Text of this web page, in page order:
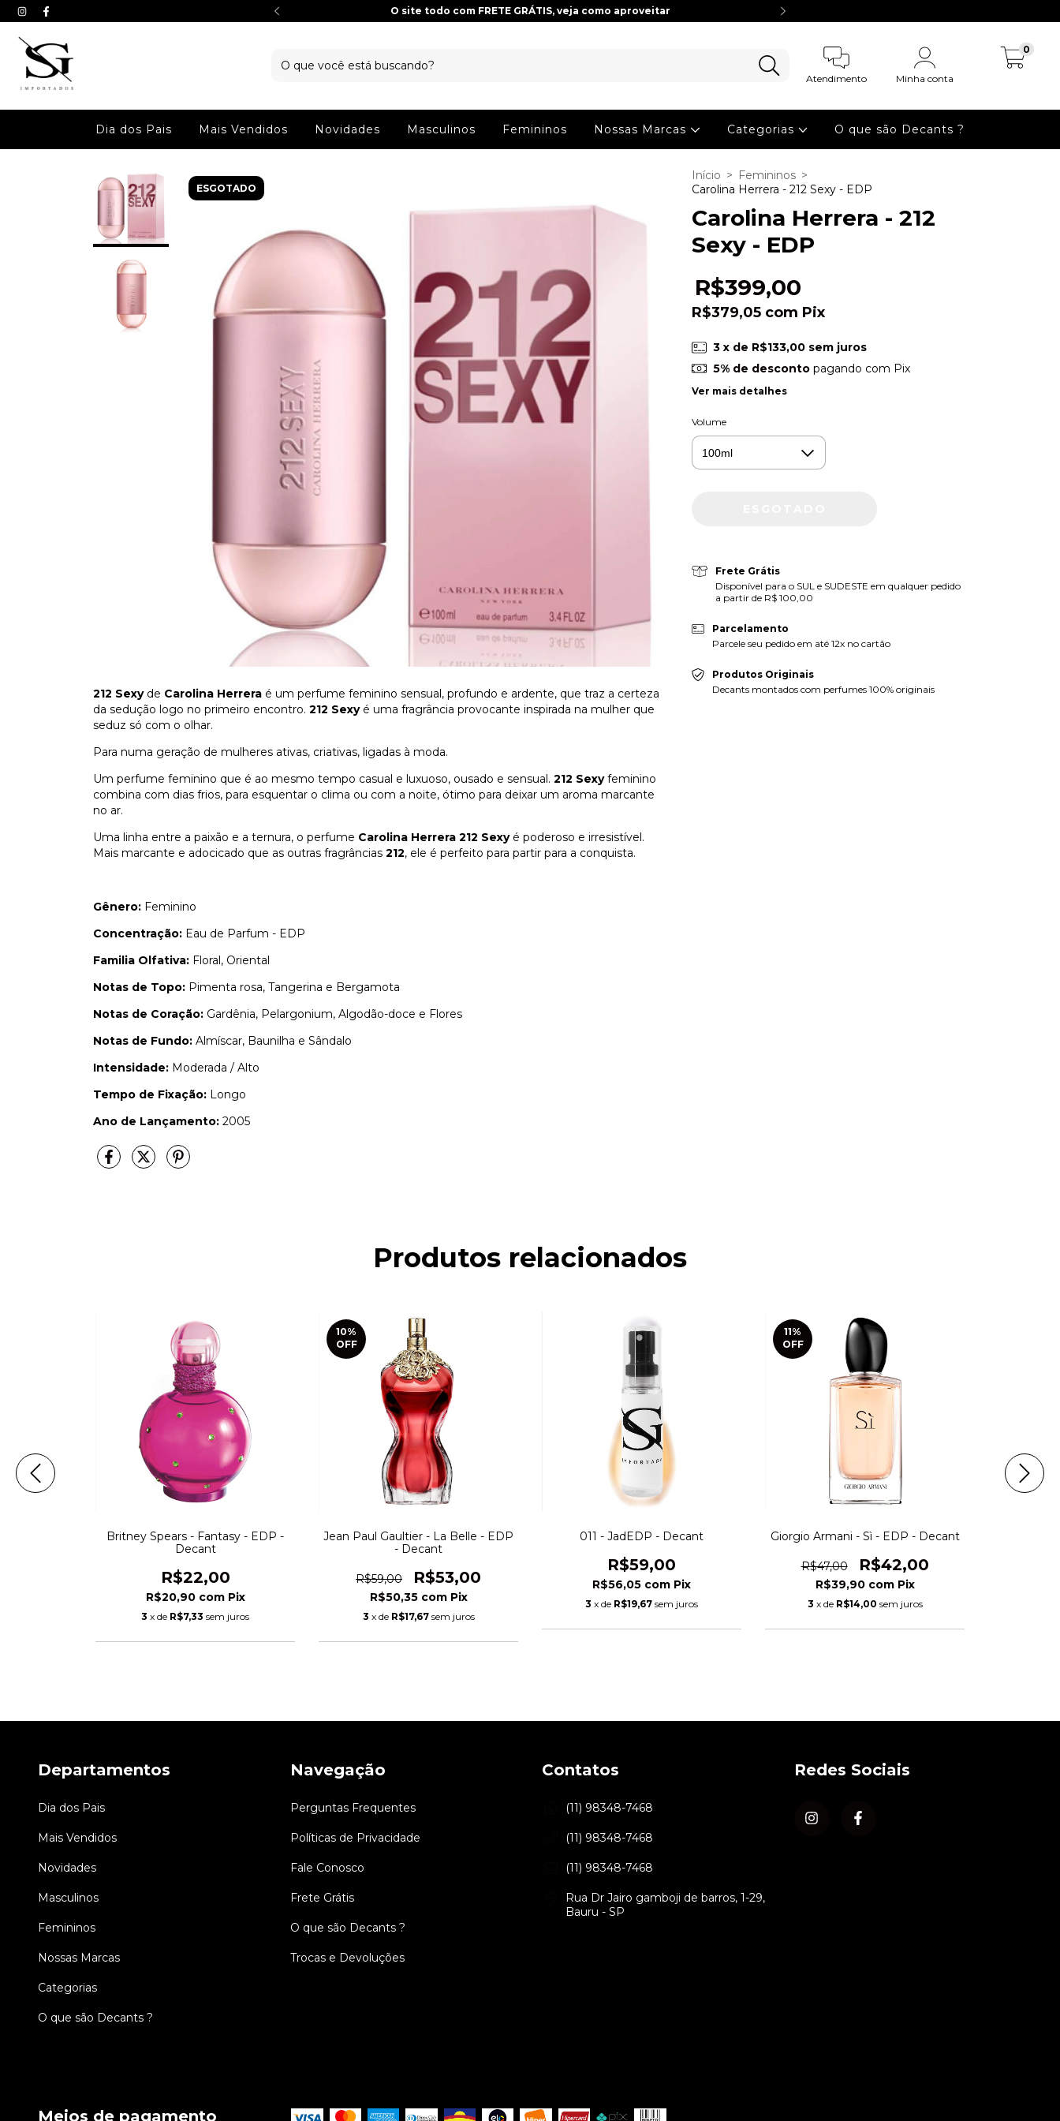
no cartao ou aproveite 5% OFF no PIX O site todo com FRETE GRÁTIS, veja como aproveitar
Atendimento Minha conta
0
Dia dos Pais Mais Vendidos Novidades Masculinos Femininos Nossas Marcas Categorias O que são Decants ?
ESGOTADO
212 Sexyde Carolina Herrera é um perfume feminino sensual, profundo e ardente, que traz a certeza
da sedução logo no primeiro encontro. 212 Sexyé uma fragrância provocante inspirada na mulher que
seduz só com o olhar.
Para numa geração de mulheres ativas, criativas, ligadas à moda.
Um perfume feminino que é ao mesmo tempo casual e luxuoso, ousado e sensual. 212 Sexyfeminino
combina com dias frios, para esquentar o clima ou com a noite, ótimo para deixar um aroma marcante
no ar.
Uma linha entre a paixão e a ternura, o perfume Carolina Herrera 212 Sexy é poderoso e irresistível.
Mais marcante e adocicado que as outras fragrâncias 212, ele é perfeito para partir para a conquista.
Gênero: Feminino
Concentração: Eau de Parfum - EDP
Familia Olfativa: Floral, Oriental
Notas de Topo: Pimenta rosa, Tangerina e Bergamota
Notas de Coração: Gardênia, Pelargonium, Algodão-doce e Flores
Notas de Fundo: Almíscar, Baunilha e Sândalo
Intensidade: Moderada / Alto
Tempo de Fixação: Longo
Ano de Lançamento: 2005
Início > Femininos >
Carolina Herrera - 212 Sexy - EDP
Carolina Herrera - 212
Sexy - EDP
R$399,00
R$379,05 com Pix
3 x de R$133,00 sem juros
5% de descontopagando com Pix
Ver mais detalhes
Volume
Frete Grátis
Disponível para o SUL e SUDESTE em qualquer pedido
a partir de R$ 100,00
Parcelamento
Parcele seu pedido em até 12x no cartão
Produtos Originais
Decants montados com perfumes 100% originais
Produtos relacionados
Britney Spears - Fantasy - EDP -
Decant
R$22,00
R$20,90 com Pix
3 x de R$7,33 sem juros
10%
OFF
Jean Paul Gaultier - La Belle - EDP
- Decant
R$59,00 R$53,00
R$50,35 com Pix
3 x de R$17,67 sem juros
011 - JadEDP - Decant
R$59,00
R$56,05 com Pix
3 x de R$19,67 sem juros
11%
OFF
Giorgio Armani - Sì - EDP - Decant
R$47,00 R$42,00
R$39,90 com Pix
3 x de R$14,00 sem juros
Departamentos
Dia dos Pais
Mais Vendidos
Novidades
Masculinos
Femininos
Nossas Marcas
Categorias
O que são Decants ?
Navegação
Perguntas Frequentes
Políticas de Privacidade
Fale Conosco
Frete Grátis
O que são Decants ?
Trocas e Devoluções
Contatos
(11) 98348-7468
(11) 98348-7468
(11) 98348-7468
Rua Dr Jairo gamboji de barros, 1-29,
Bauru - SP
Redes Sociais
Meios de pagamento